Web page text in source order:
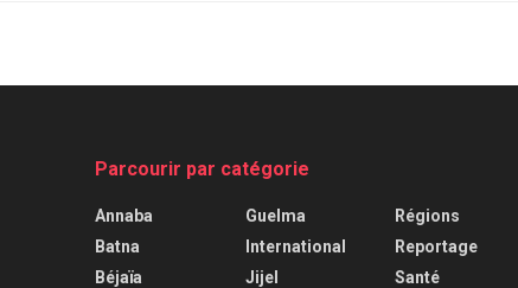
Parcourir par catégorie
Annaba
Batna
Béjaïa
Guelma
International
Jijel
Régions
Reportage
Santé